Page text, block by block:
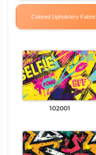
Colored Upholstery Fabric
102001